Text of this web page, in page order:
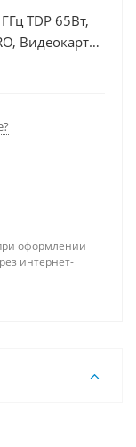
TDP 65Вт,
Видеокарта
оформлении
интернет-